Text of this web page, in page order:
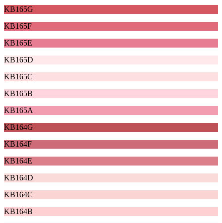
KB165G
KB165F
KB165E
KB165D
KB165C
KB165B
KB165A
KB164G
KB164F
KB164E
KB164D
KB164C
KB164B